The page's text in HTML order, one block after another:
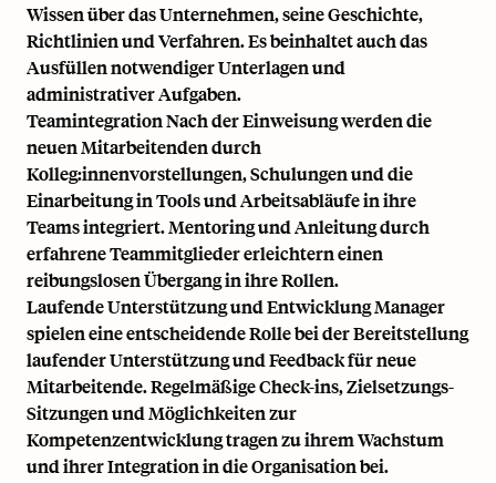
Wissen über das Unternehmen, seine Geschichte,
Richtlinien und Verfahren. Es beinhaltet auch das
Ausfüllen notwendiger Unterlagen und
administrativer Aufgaben.
Teamintegration Nach der Einweisung werden die
neuen Mitarbeitenden durch
Kolleg:innenvorstellungen, Schulungen und die
Einarbeitung in Tools und Arbeitsabläufe in ihre
Teams integriert. Mentoring und Anleitung durch
erfahrene Teammitglieder erleichtern einen
reibungslosen Übergang in ihre Rollen.
Laufende Unterstützung und Entwicklung Manager
spielen eine entscheidende Rolle bei der Bereitstellung
laufender Unterstützung und Feedback für neue
Mitarbeitende. Regelmäßige Check-ins, Zielsetzungs-
Sitzungen und Möglichkeiten zur
Kompetenzentwicklung tragen zu ihrem Wachstum
und ihrer Integration in die Organisation bei.